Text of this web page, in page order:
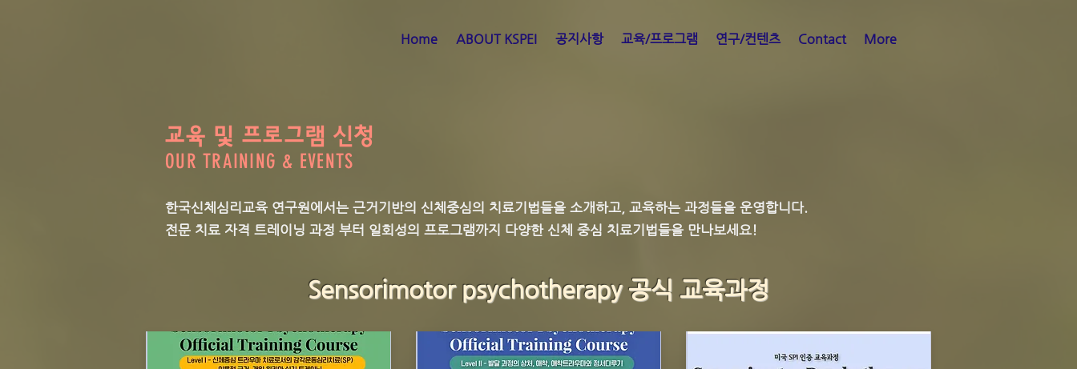
Home ABOUT KSPEI 공지사항 교육/프로그램 연구/컨텐츠 Contact More
교육 및 프로그램 신청
OUR TRAINING & EVENTS
한국신체심리교육 연구원에서는 근거기반의 신체중심의 치료기법들을 소개하고, 교육하는 과정들을 운영합니다.
​전문 치료 자격 트레이닝 과정 부터 일회성의 프로그램까지 다양한 신체 중심 치료기법들을 만나보세요!
Sensorimotor psychotherapy 공식 교육과정